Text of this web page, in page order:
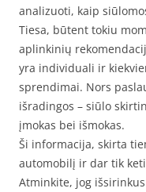
analizuoti, kaip
Tiesa, būtent tokiu
aplinkinių
yra individuali ir
sprendimai. Nors
išradingos – siūlo
įmokas bei išmokas.
Ši informacija, skirta
automobilį ir dar tik
Atminkite, jog